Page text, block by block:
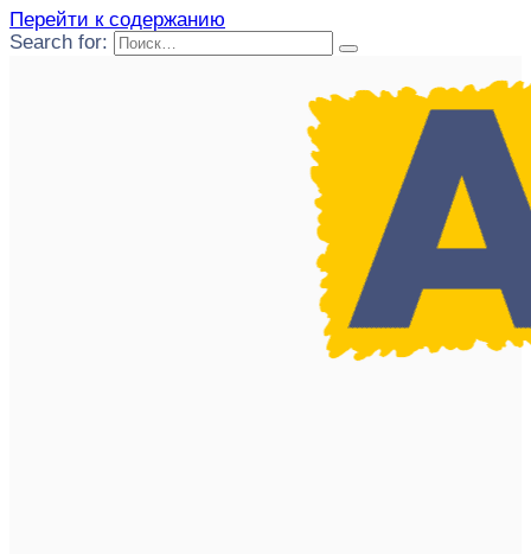
Перейти к содержанию
Search for: